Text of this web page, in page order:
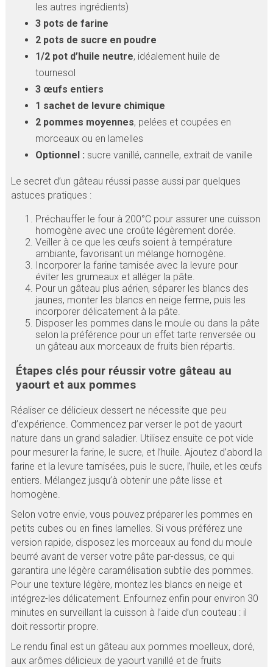
les autres ingrédients)
3 pots de farine
2 pots de sucre en poudre
1/2 pot d’huile neutre, idéalement huile de
tournesol
3 œufs entiers
1 sachet de levure chimique
2 pommes moyennes, pelées et coupées en
morceaux ou en lamelles
Optionnel : sucre vanillé, cannelle, extrait de vanille
Le secret d’un gâteau réussi passe aussi par quelques
astuces pratiques :
Préchauffer le four à 200°C pour assurer une cuisson
homogène avec une croûte légèrement dorée.
Veiller à ce que les œufs soient à température
ambiante, favorisant un mélange homogène.
Incorporer la farine tamisée avec la levure pour
éviter les grumeaux et alléger la pâte.
Pour un gâteau plus aérien, séparer les blancs des
jaunes, monter les blancs en neige ferme, puis les
incorporer délicatement à la pâte.
Disposer les pommes dans le moule ou dans la pâte
selon la préférence pour un effet tarte renversée ou
un gâteau aux morceaux de fruits bien répartis.
Étapes clés pour réussir votre gâteau au
yaourt et aux pommes
Réaliser ce délicieux dessert ne nécessite que peu
d’expérience. Commencez par verser le pot de yaourt
nature dans un grand saladier. Utilisez ensuite ce pot vide
pour mesurer la farine, le sucre, et l’huile. Ajoutez d’abord la
farine et la levure tamisées, puis le sucre, l’huile, et les œufs
entiers. Mélangez jusqu’à obtenir une pâte lisse et
homogène.
Selon votre envie, vous pouvez préparer les pommes en
petits cubes ou en fines lamelles. Si vous préférez une
version rapide, disposez les morceaux au fond du moule
beurré avant de verser votre pâte par-dessus, ce qui
garantira une légère caramélisation subtile des pommes.
Pour une texture légère, montez les blancs en neige et
intégrez-les délicatement. Enfournez enfin pour environ 30
minutes en surveillant la cuisson à l’aide d’un couteau : il
doit ressortir propre.
Le rendu final est un gâteau aux pommes moelleux, doré,
aux arômes délicieux de yaourt vanillé et de fruits